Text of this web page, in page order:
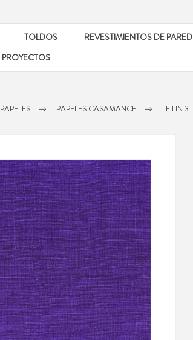
TOLDOS REVESTIMIENTOS DE PARED
PROYECTOS
PAPELES PAPELES CASAMANCE LE LIN 3